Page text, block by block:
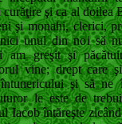
şi ca al doilea
şi monahi, clerici,
unul din noi să
am greşit şi
vine; drept care
şi să ne
le este de
Iacob întăreşte